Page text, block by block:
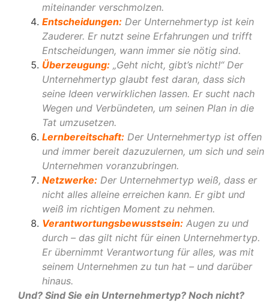
miteinander verschmolzen.
Entscheidungen: Der Unternehmertyp ist kein
Zauderer. Er nutzt seine Erfahrungen und trifft
Entscheidungen, wann immer sie nötig sind.
Überzeugung: „Geht nicht, gibt’s nicht!“ Der
Unternehmertyp glaubt fest daran, dass sich
seine Ideen verwirklichen lassen. Er sucht nach
Wegen und Verbündeten, um seinen Plan in die
Tat umzusetzen.
Lernbereitschaft: Der Unternehmertyp ist offen
und immer bereit dazuzulernen, um sich und sein
Unternehmen voranzubringen.
Netzwerke: Der Unternehmertyp weiß, dass er
nicht alles alleine erreichen kann. Er gibt und
weiß im richtigen Moment zu nehmen.
Verantwortungsbewusstsein: Augen zu und
durch – das gilt nicht für einen Unternehmertyp.
Er übernimmt Verantwortung für alles, was mit
seinem Unternehmen zu tun hat – und darüber
hinaus.
Und? Sind Sie ein Unternehmertyp? Noch nicht?